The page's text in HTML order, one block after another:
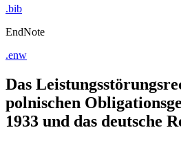
.bib
EndNote
.enw
Das
polnischen
1933 und das deutsche